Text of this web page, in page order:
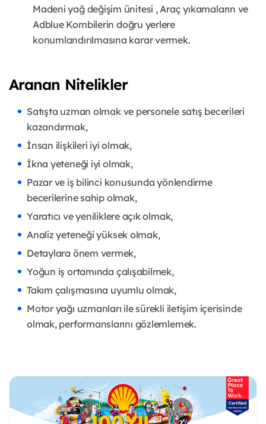
Madeni yağ değişim ünitesi , Araç yıkamaların ve
Adblue Kombilerin doğru yerlere
konumlandırılmasına karar vermek.
Aranan Nitelikler
Satışta uzman olmak ve personele satış becerileri
kazandırmak,
İnsan ilişkileri iyi olmak,
İkna yeteneği iyi olmak,
Pazar ve iş bilinci konusunda yönlendirme
becerilerine sahip olmak,
Yaratıcı ve yeniliklere açık olmak,
Analiz yeteneği yüksek olmak,
Detaylara önem vermek,
Yoğun iş ortamında çalışabilmek,
Takım çalışmasına uyumlu olmak,
Motor yağı uzmanları ile sürekli iletişim içerisinde
olmak, performanslarını gözlemlemek.